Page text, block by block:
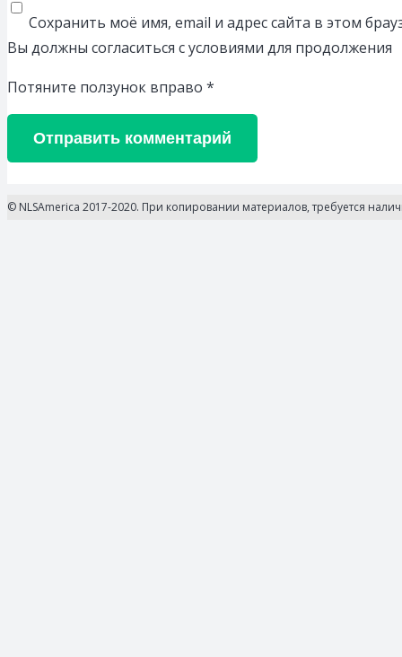
Сохранить моё имя, email и адрес сайта в этом
Вы должны согласиться с условиями для продолжения
Потяните ползунок вправо *
Отправить комментарий
© NLSAmerica 2017-2020. При копировании материалов, требуется